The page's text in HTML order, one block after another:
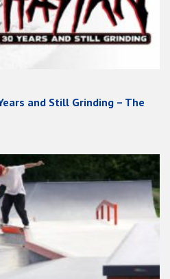
and Still Grinding – The